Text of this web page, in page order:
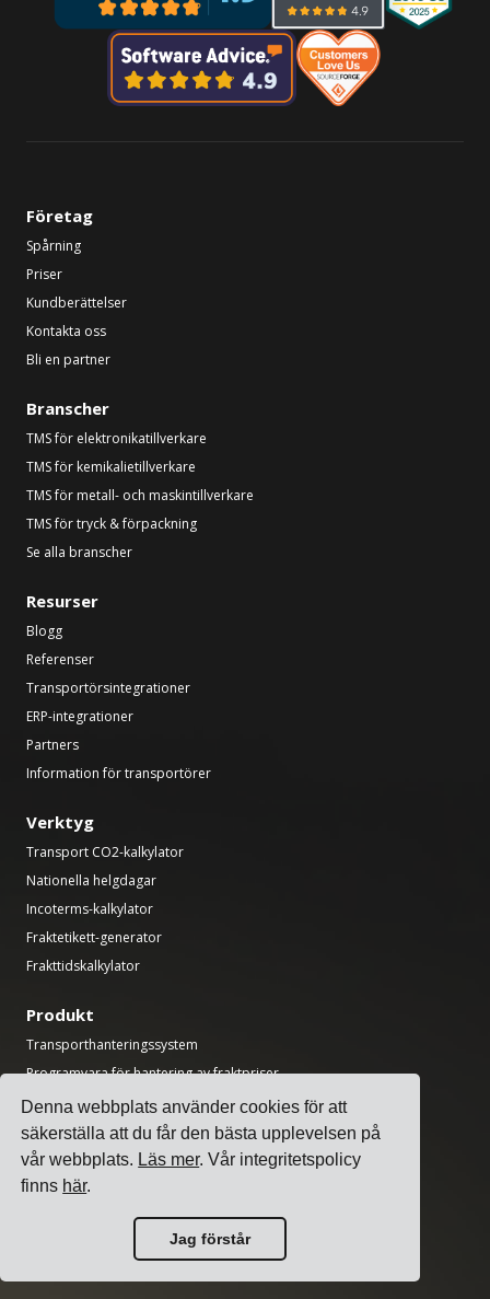
Denna webbplats använder cookies för att
säkerställa att du får den bästa upplevelsen på
vår webbplats. Läs mer. Vår integritetspolicy
finns här.
Jag förstår
Företag
Spårning
Priser
Kundberättelser
Kontakta oss
Bli en partner
Branscher
TMS för elektronikatillverkare
TMS för kemikalietillverkare
TMS för metall- och maskintillverkare
TMS för tryck & förpackning
Se alla branscher
Resurser
Blogg
Referenser
Transportörsintegrationer
ERP-integrationer
Partners
Information för transportörer
Verktyg
Transport CO2-kalkylator
Nationella helgdagar
Incoterms-kalkylator
Fraktetikett-generator
Frakttidskalkylator
Produkt
Transporthanteringssystem
Programvara för hantering av fraktpriser
Programvara för hantering av frakttillägg
Programvara för transportörsintegration
Programvara för frakthantering
Programvara för flera transportörer
API för frakt med flera transportörer
Programvara för lastkajs-schemaläggning